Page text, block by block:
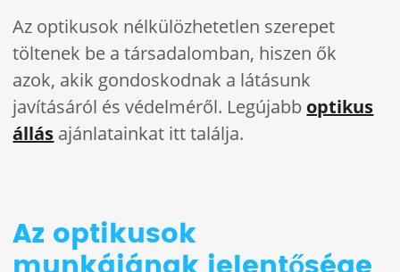
Az optikusok nélkülözhetetlen szerepet
töltenek be a társadalomban, hiszen ők
azok, akik gondoskodnak a látásunk
javításáról és védelméről. Legújabb optikus
állás ajánlatainkat itt találja.
Az optikusok